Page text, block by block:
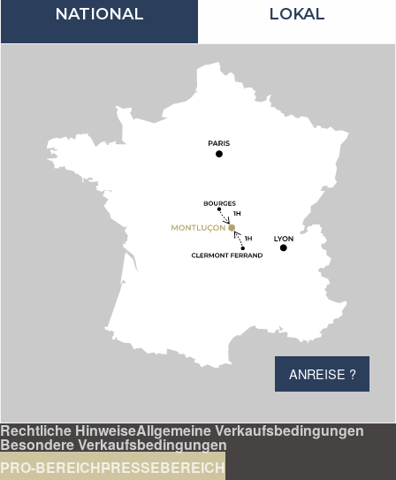
NATIONAL LOKAL
ANREISE ?
Rechtliche HinweiseAllgemeine Verkaufsbedingungen
Besondere Verkaufsbedingungen
PRO-BEREICHPRESSEBEREICH